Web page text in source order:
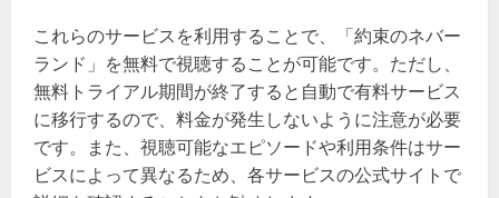
これらのサービスを利用することで、「約束のネバー
ランド」を無料で視聴することが可能です。ただし、
無料トライアル期間が終了すると自動で有料サービス
に移行するので、料金が発生しないように注意が必要
です。また、視聴可能なエピソードや利用条件はサー
ビスによって異なるため、各サービスの公式サイトで